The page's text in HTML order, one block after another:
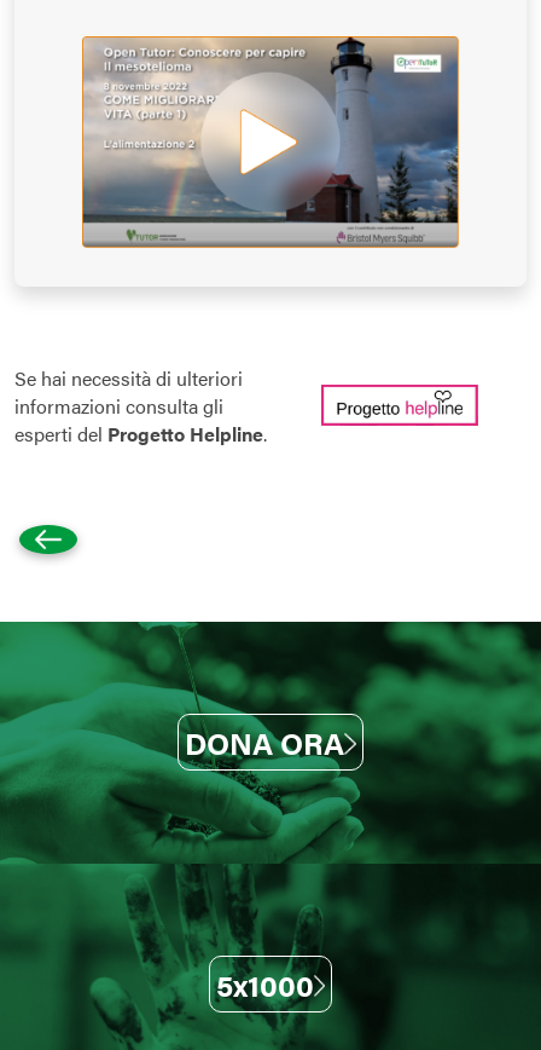
Se hai necessità di ulteriori
informazioni consulta gli
esperti del Progetto Helpline.
DONA ORA
5x1000